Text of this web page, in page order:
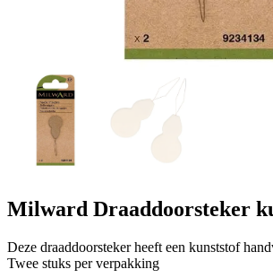
Milward Draaddoorsteker
Deze draaddoorsteker heeft een kunststof
Twee stuks per verpakking